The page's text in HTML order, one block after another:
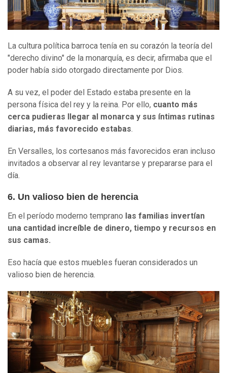
La cultura política barroca tenía en su corazón la teoría del
"derecho divino" de la monarquía, es decir, afirmaba que el
poder había sido otorgado directamente por Dios.
A su vez, el poder del Estado estaba presente en la
persona física del rey y la reina. Por ello, cuanto más
cerca pudieras llegar al monarca y sus íntimas rutinas
diarias, más favorecido estabas.
En Versalles, los cortesanos más favorecidos eran incluso
invitados a observar al rey levantarse y prepararse para el
día.
6. Un valioso bien de herencia
En el período moderno temprano las familias invertían
una cantidad increíble de dinero, tiempo y recursos en
sus camas.
Eso hacía que estos muebles fueran considerados un
valioso bien de herencia.